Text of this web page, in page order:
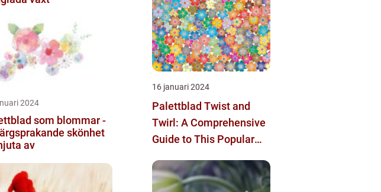
2024
som blommar -
skönhet
av
16 januari 2024
Palettblad Twist and
Twirl: A Comprehensive
Guide to This Popular